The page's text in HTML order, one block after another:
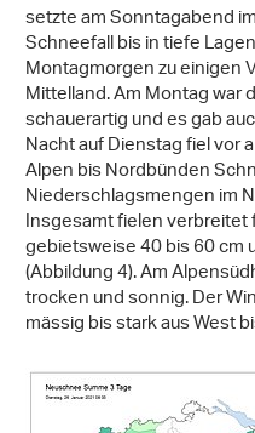
setzte am Sonntagabend
Schneefall bis in tiefe
Montagmorgen zu einigen
Mittelland. Am Montag
schauerartig und es gab
Nacht auf Dienstag fiel vor
Alpen bis Nordbünden
Niederschlagsmengen im
Insgesamt fielen verbreitet
gebietsweise 40 bis 60 cm
(Abbildung 4). Am
trocken und sonnig. Der
mässig bis stark aus West